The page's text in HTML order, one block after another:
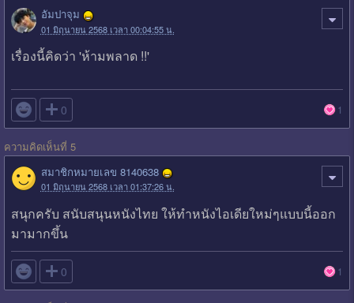
อัมปาจุม
01 มิถุนายน 2568 เวลา 00:04:55 น.
เรื่องนี้คิดว่า 'ห้ามพลาด !!'
 0 1
ความคิดเห็นที่ 5
สมาชิกหมายเลข 8140638
01 มิถุนายน 2568 เวลา 01:37:26 น.
สนุกครับ สนับสนุนหนังไทย ให้ทำหนังไอเดียใหม่ๆแบบนี้ออก
มามากขึ้น
 0 1